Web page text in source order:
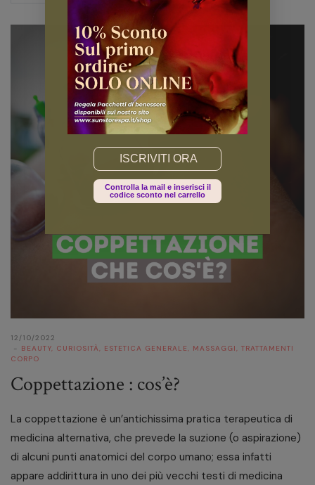
12/10/2022
BEAUTY, CURIOSITÀ, ESTETICA GENERALE, MASSAGGI, TRATTAMENTI
CORPO
Coppettazione : cos’è?
La coppettazione è un’antichissima pratica terapeutica di
medicina alternativa, che prevede la suzione (o aspirazione)
di alcuni punti anatomici del corpo umano; essa infatti
appare addirittura in uno dei più vecchi testi di medicina
Email
Controlla la mail e inserisci il
codice sconto nel carrello